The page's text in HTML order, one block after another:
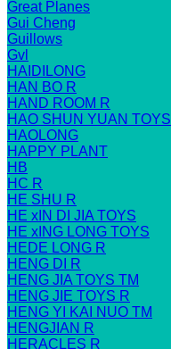
Great Planes
Gui Cheng
Guillows
Gvl
HAIDILONG
HAN BO R
HAND ROOM R
HAO SHUN YUAN TOYS
HAOLONG
HAPPY PLANT
HB
HC R
HE SHU R
HE xIN DI JIA TOYS
HE xING LONG TOYS
HEDE LONG R
HENG DI R
HENG JIA TOYS TM
HENG JIE TOYS R
HENG YI KAI NUO TM
HENGJIAN R
HERACLES R